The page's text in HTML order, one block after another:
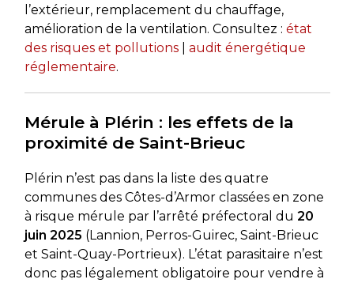
l’extérieur, remplacement du chauffage,
amélioration de la ventilation. Consultez : état
des risques et pollutions| audit énergétique
réglementaire.
Mérule à Plérin : les effets de la
proximité de Saint-Brieuc
Plérin n’est pas dans la liste des quatre
communes des Côtes-d’Armor classées en zone
à risque mérule par l’arrêté préfectoral du 20
juin 2025 (Lannion, Perros-Guirec, Saint-Brieuc
et Saint-Quay-Portrieux). L’état parasitaire n’est
donc pas légalement obligatoire pour vendre à